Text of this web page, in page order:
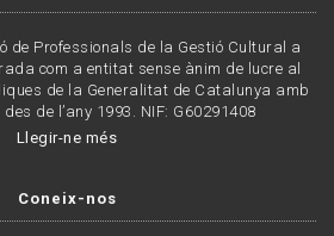
de Professionals de la Gestió Cultural a
com a entitat sense ànim de lucre al
de la Generalitat de Catalunya amb
de l’any 1993. NIF: G60291408
Llegir-ne més
Coneix-nos